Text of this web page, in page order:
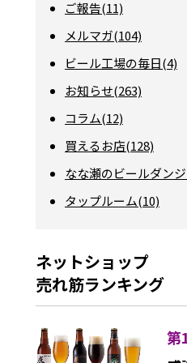
ご報告(11)
メルマガ(104)
ビール工場の毎日(4)
お知らせ(263)
コラム(12)
買えるお店(128)
なな瀬のビールダン
タップルーム(10)
ネットショップ
売れ筋ランキング
第